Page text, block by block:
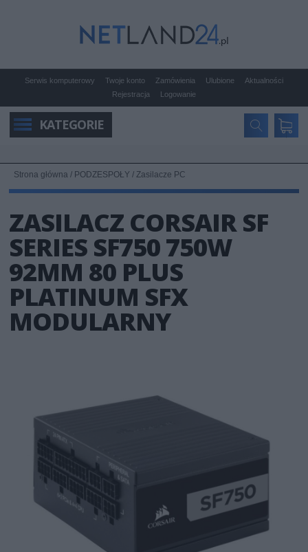
Serwis komputerowy Twoje konto Zamówienia Ulubione
Aktualności
Rejestracja
Logowanie
KATEGORIE
Strona główna / PODZESPOŁY / Zasilacze PC
ZASILACZ CORSAIR SF
SERIES SF750 750W
92MM 80 PLUS
PLATINUM SFX
MODULARNY